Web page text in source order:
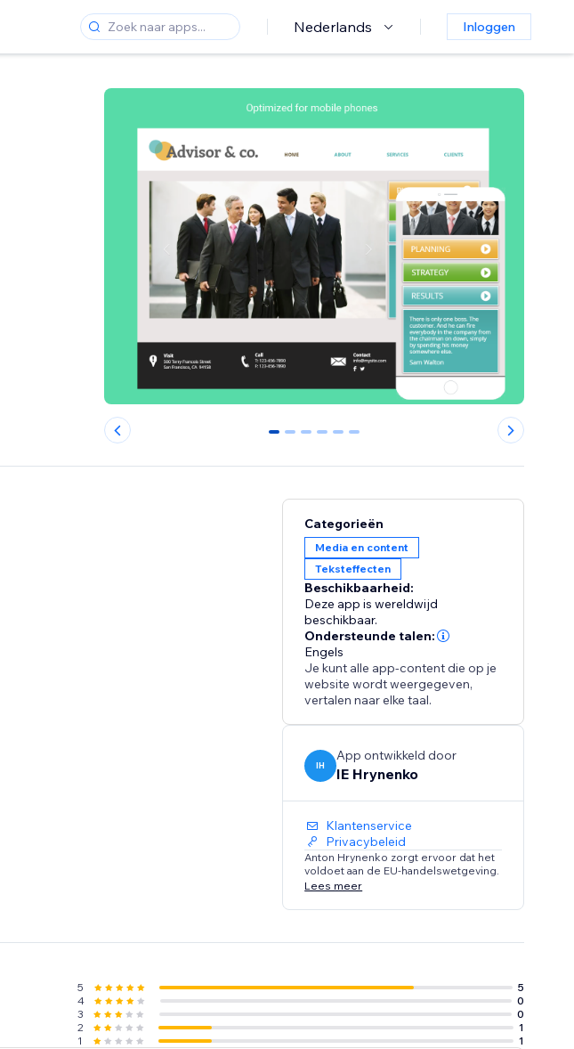
Nederlands Inloggen
0 1 2 3 4 5
Categorieën
Media en content
Teksteffecten
Beschikbaarheid:
Deze app is wereldwijd
beschikbaar.
Ondersteunde talen:
Engels
Je kunt alle app-content die op je
website wordt weergegeven,
vertalen naar elke taal.
IH
App ontwikkeld door
IE Hrynenko
Klantenservice
Privacybeleid
Anton Hrynenko zorgt ervoor dat het
voldoet aan de EU-handelswetgeving.
Lees meer
5
5
4
0
3
0
2
1
1
1